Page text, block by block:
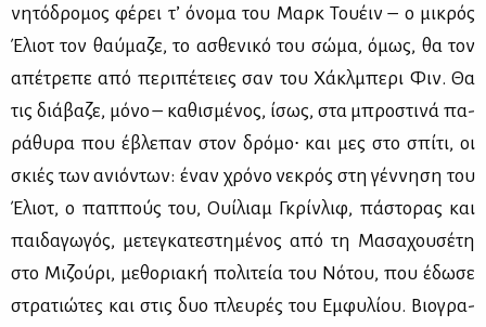
νη­τό­δρο­μος φέ­ρει τ’ όνο­μα του Μαρκ Του­έιν – ο μι­κρός
Έλιοτ τον θαύ­μα­ζε, το ασθε­νι­κό του σώ­μα, όμως, θα τον
απέ­τρε­πε από πε­ρι­πέ­τειες σαν του Χά­κλ­μπε­ρι Φιν. Θα
τις διά­βα­ζε, μό­νο – κα­θι­σμέ­νος, ίσως, στα μπρο­στι­νά πα­
ρά­θυ­ρα που έβλε­παν στον δρό­μο∙ και μες στο σπί­τι, οι
σκιές των ανιό­ντων: έναν χρό­νο νε­κρός στη γέν­νη­ση του
Έλιοτ, ο παπ­πούς του, Ουί­λιαμ Γκρίν­λιφ, πά­στο­ρας και
παι­δα­γω­γός, με­τε­γκα­τε­στη­μέ­νος από τη Μα­σα­χου­σέ­τη
στο Μι­ζού­ρι, με­θο­ρια­κή πο­λι­τεία του Νό­του, που έδω­σε
στρα­τιώ­τες και στις δυο πλευ­ρές του Εμ­φυ­λί­ου. Βιο­γρα­